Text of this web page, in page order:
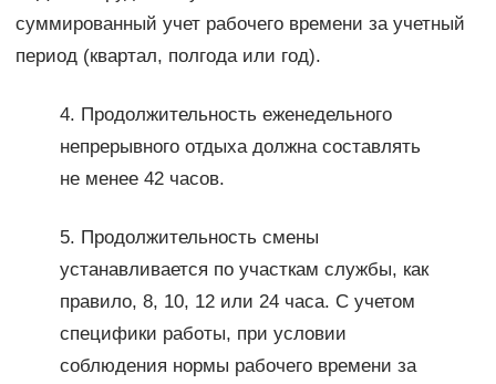
суммированный учет рабочего времени за учетный
период (квартал, полгода или год).
4. Продолжительность еженедельного
непрерывного отдыха должна составлять
не менее 42 часов.
5. Продолжительность смены
устанавливается по участкам службы, как
правило, 8, 10, 12 или 24 часа. С учетом
специфики работы, при условии
соблюдения нормы рабочего времени за